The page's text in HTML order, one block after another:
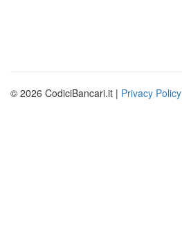
© 2026 CodiciBancari.it | Privacy Policy